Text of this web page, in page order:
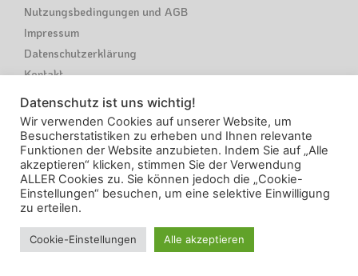
Nutzungsbedingungen und AGB
Impressum
Datenschutzerklärung
Kontakt
Woge Leben © 2022
Datenschutz ist uns wichtig!
Wir verwenden Cookies auf unserer Website, um
Besucherstatistiken zu erheben und Ihnen relevante
Funktionen der Website anzubieten. Indem Sie auf „Alle
akzeptieren“ klicken, stimmen Sie der Verwendung
ALLER Cookies zu. Sie können jedoch die „Cookie-
Einstellungen“ besuchen, um eine selektive Einwilligung
zu erteilen.
Cookie-Einstellungen Alle akzeptieren